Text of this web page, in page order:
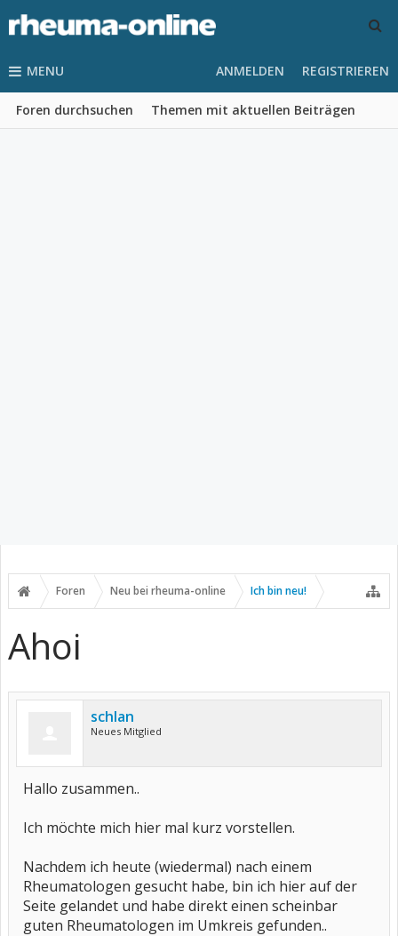
MENU
Foren durchsuchen Themen mit aktuellen Beiträgen
ANMELDEN REGISTRIEREN
Foren Neu bei rheuma-online Ich bin neu!
Ahoi
schlan
Neues Mitglied
Hallo zusammen..
Ich möchte mich hier mal kurz vorstellen.
Nachdem ich heute (wiedermal) nach einem
Rheumatologen gesucht habe, bin ich hier auf der
Seite gelandet und habe direkt einen scheinbar
guten Rheumatologen im Umkreis gefunden..